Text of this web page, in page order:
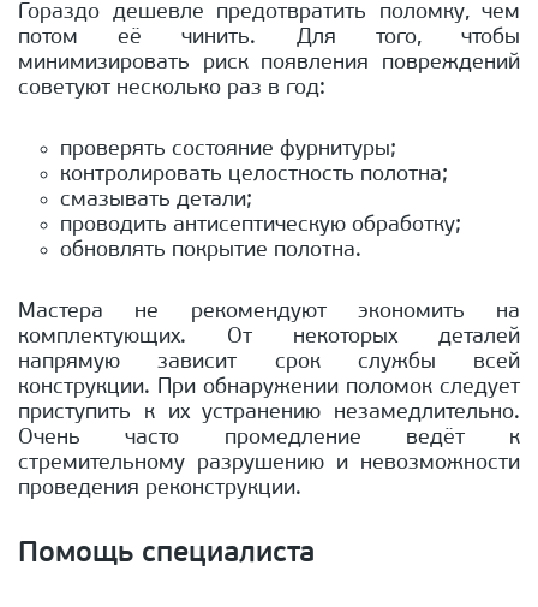
Гораздо дешевле предотвратить поломку, чем
потом её чинить. Для того, чтобы
минимизировать риск появления повреждений
советуют несколько раз в год:
проверять состояние фурнитуры;
контролировать целостность полотна;
смазывать детали;
проводить антисептическую обработку;
обновлять покрытие полотна.
Мастера не рекомендуют экономить на
комплектующих. От некоторых деталей
напрямую зависит срок службы всей
конструкции. При обнаружении поломок следует
приступить к их устранению незамедлительно.
Очень часто промедление ведёт к
стремительному разрушению и невозможности
проведения реконструкции.
Помощь специалиста